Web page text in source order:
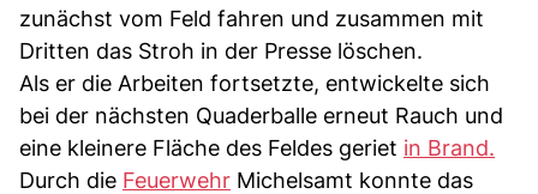
zunächst vom Feld fahren und zusammen mit
Dritten das Stroh in der Presse löschen.
Als er die Arbeiten fortsetzte, entwickelte sich
bei der nächsten Quaderballe erneut Rauch und
eine kleinere Fläche des Feldes geriet in Brand.
Durch die Feuerwehr Michelsamt konnte das